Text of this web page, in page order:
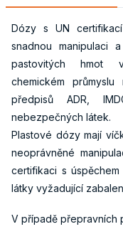
Dózy s UN
snadnou manipulaci
pastovitých hmot v
chemickém
předpisů ADR,
nebezpečných látek.
Plastové dózy mají
neoprávněné
certifikaci s
látky vyžadující
V případě přepravních